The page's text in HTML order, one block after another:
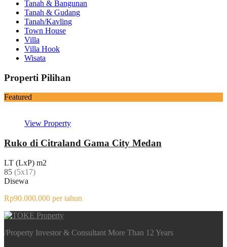
Tanah & Bangunan
Tanah & Gudang
Tanah/Kavling
Town House
Villa
Villa Hook
Wisata
Properti Pilihan
Featured
View Property
Ruko di Citraland Gama City Medan
LT (LxP) m2
85 (5x17)
Disewa
Rp90.000.000 per tahun
/Property Investor & Consultant More Than 12 Years